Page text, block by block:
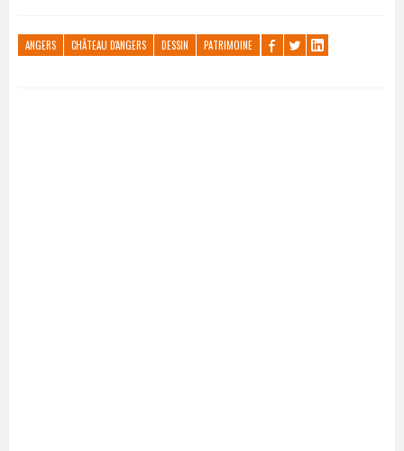
ANGERS CHÂTEAU D'ANGERS DESSIN PATRIMOINE